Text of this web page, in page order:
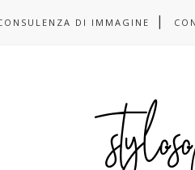
DI IMMAGINE